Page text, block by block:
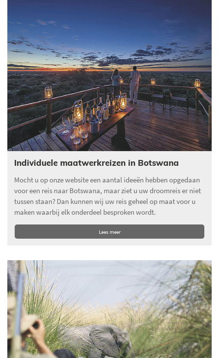
Individuele maatwerkreizen in Botswana
Mocht u op onze website een aantal ideeën hebben opgedaan
voor een reis naar Botswana, maar ziet u uw droomreis er niet
tussen staan? Dan kunnen wij uw reis geheel op maat voor u
maken waarbij elk onderdeel besproken wordt.
Lees meer